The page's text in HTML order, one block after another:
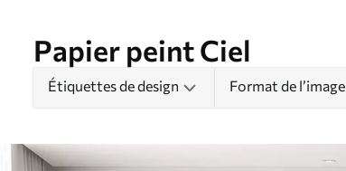
Papier peint Ciel
Étiquettes de design Format de l’image